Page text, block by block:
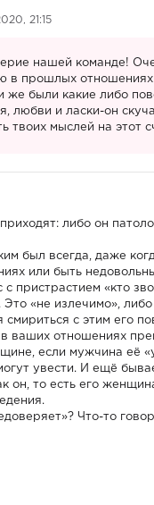
21:15
нашей команде!
в прошлых
же были какие либо
любви и ласки-он
твоих мыслей на этот
либо он
был всегда, даже
или быть
пристрастием «кто
Это «не излечимо»,
с этим его
ваших отношениях
если мужчина её
увести. И ещё
он, то есть его
Что-то